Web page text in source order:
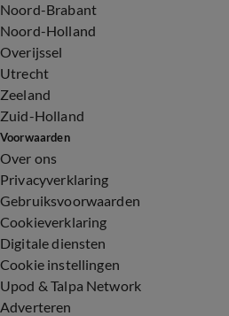
Noord-Brabant
Noord-Holland
Overijssel
Utrecht
Zeeland
Zuid-Holland
Voorwaarden
Over ons
Privacyverklaring
Gebruiksvoorwaarden
Cookieverklaring
Digitale diensten
Cookie instellingen
Upod & Talpa Network
Adverteren